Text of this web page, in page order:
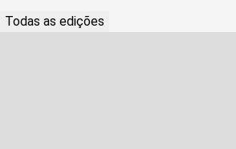
Todas as edições